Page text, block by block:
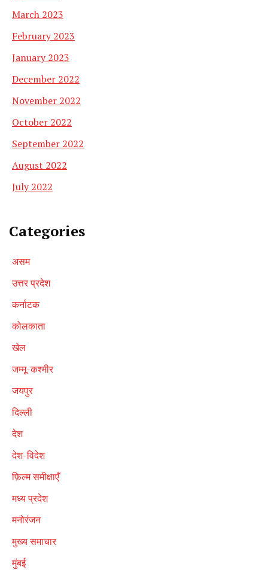
March 2023
February 2023
January 2023
December 2022
November 2022
October 2022
September 2022
August 2022
July 2022
Categories
असम
उत्तर प्रदेश
कर्नाटक
कोलकाता
खेल
जम्मू-कश्मीर
जयपुर
दिल्ली
देश
देश-विदेश
फ़िल्म समीक्षाएँ
मध्य प्रदेश
मनोरंजन
मुख्य समाचार
मुंबई